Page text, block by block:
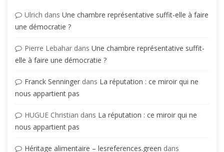
Ulrich dans Une chambre représentative suffit-elle à faire
une démocratie ?
Pierre Lebahar dans Une chambre représentative suffit-
elle à faire une démocratie ?
Franck Senninger dans La réputation : ce miroir qui ne
nous appartient pas
HUGUE Christian dans La réputation : ce miroir qui ne
nous appartient pas
Héritage alimentaire – lesreferences.green dans